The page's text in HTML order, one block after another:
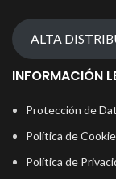
ALTA
INFORMACIÓN
Protección de
Política de
Política de